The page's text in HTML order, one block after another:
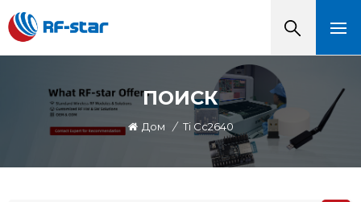
ПОИСК
Дом / Ti Cc2640